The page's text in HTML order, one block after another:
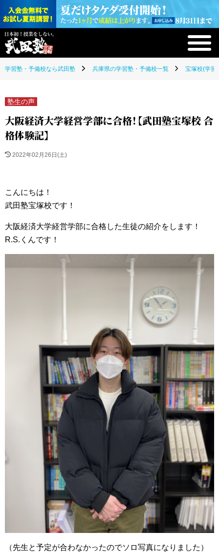
学習塾・予備校なら武田塾 兵庫県の学習塾・予備校一覧 宝塚校(学習
塾生の声
大阪経済大学経営学部に合格！【武田塾宝塚校 合
格体験記】
2022年02月26日(土)
こんにちは！
武田塾宝塚校です！
大阪経済大学経営学部に合格した生徒の紹介をします！
R.S.くんです！
（先生と予定が合わなかったのでソロ写真になりました）